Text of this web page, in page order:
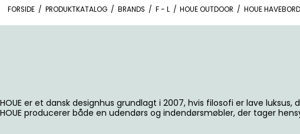
FORSIDE / PRODUKTKATALOG / BRANDS / F - L / HOUE OUTDOOR / HOUE
HOUE er et dansk designhus grundlagt i 2007, hvis filosofi er lave
HOUE producerer både en udendørs og indendørsmøbler, der tager